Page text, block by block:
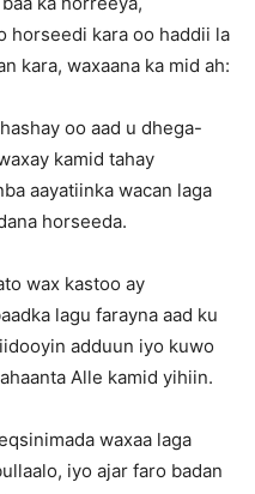
horseedi kara oo haddii la
kara, waxaana ka mid ah:
oo aad u dhega-
kamid tahay
aayatiinka wacan laga
horseeda.
wax kastoo ay
lagu farayna aad ku
adduun iyo kuwo
Alle kamid yihiin.
waxaa laga
iyo ajar faro badan